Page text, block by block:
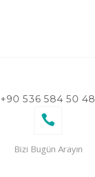
+90 536 584 50 48
Bizi Bugün Arayın